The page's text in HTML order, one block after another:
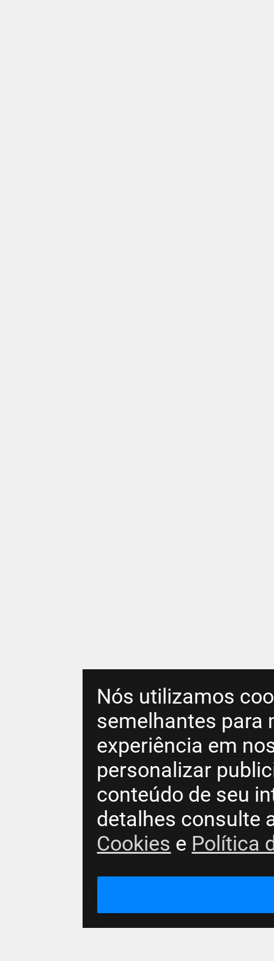
Nós utilizamos
semelhantes para
experiência em
personalizar
conteúdo de seu
detalhes consulte
Cookies e Política